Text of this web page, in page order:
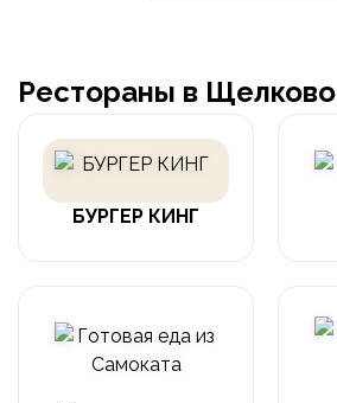
Рестораны в Щелково
БУРГЕР КИНГ